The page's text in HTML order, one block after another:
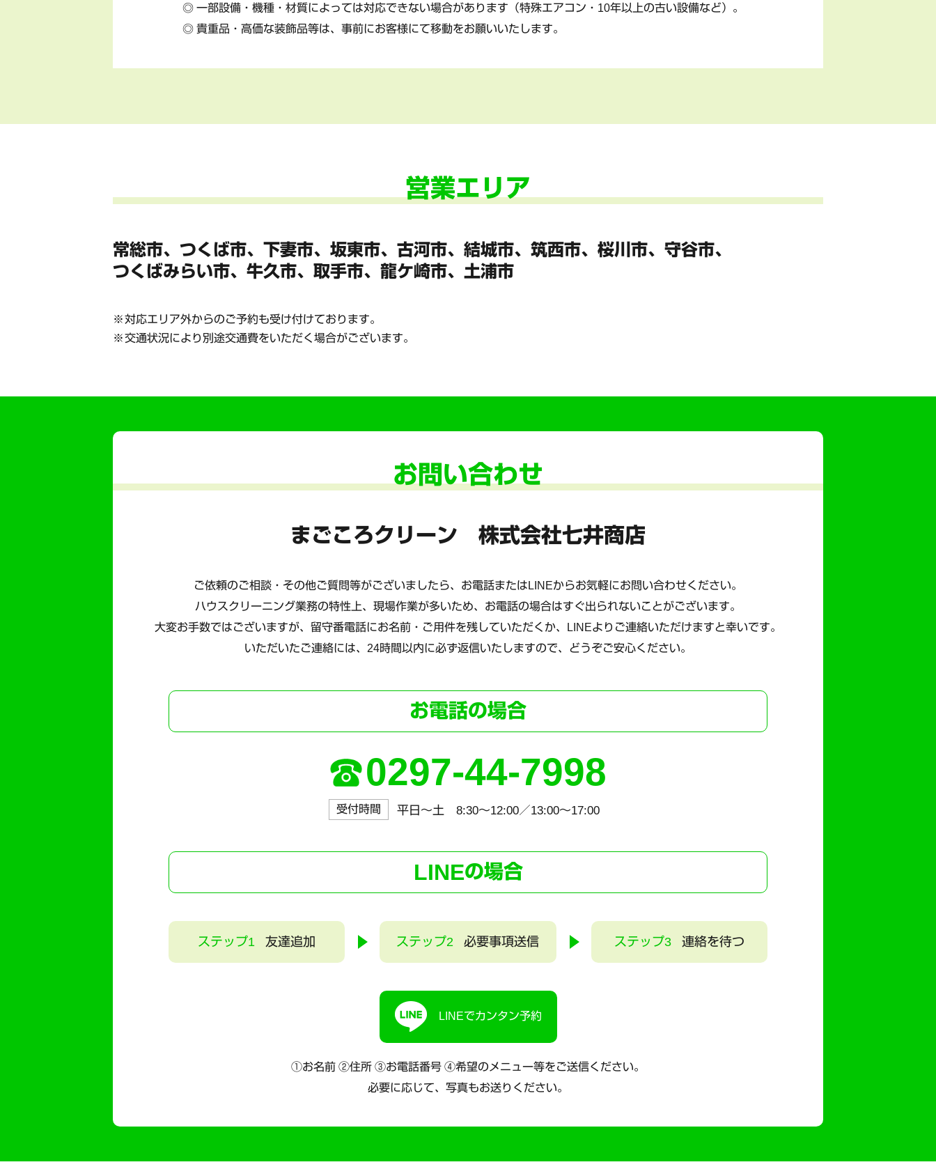
一部設備・機種・材質によっては対応できない場合があります（特殊エアコン・10年以上の古い設備など）。
貴重品・高価な装飾品等は、事前にお客様にて移動をお願いいたします。
営業エリア
常総市、つくば市、下妻市、坂東市、 古河市、結城市、筑西市、桜川市、 守谷市、
つくばみらい市、牛久市、 取手市、龍ケ崎市、土浦市
対応エリア外からのご予約も受け付けております。
交通状況により別途交通費をいただく場合がございます。
お問い合わせ
まごころクリーン 株式会社七井商店
ご依頼のご相談・その他ご質問等がございましたら、お電話またはLINEからお気軽にお問い合わせください。
ハウスクリーニング業務の特性上、現場作業が多いため、お電話の場合はすぐ出られないことがございます。
大変お手数ではございますが、留守番電話にお名前・ご用件を残していただくか、LINEよりご連絡いただけますと幸いです。
いただいたご連絡には、24時間以内に必ず返信いたしますので、どうぞご安心ください。
お電話の場合
0297-44-7998
受付時間 平日～土 8:30〜12:00／13:00〜17:00
LINEの場合
ステップ1 友達追加 ステップ2 必要事項送信 ステップ3 連絡を待つ
LINEでカンタン予約
①お名前 ②住所 ③お電話番号 ④希望のメニュー等をご送信ください。
必要に応じて、写真もお送りください。